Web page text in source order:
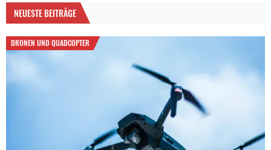
NEUESTE BEITRÄGE
DRONEN UND QUADCOPTER